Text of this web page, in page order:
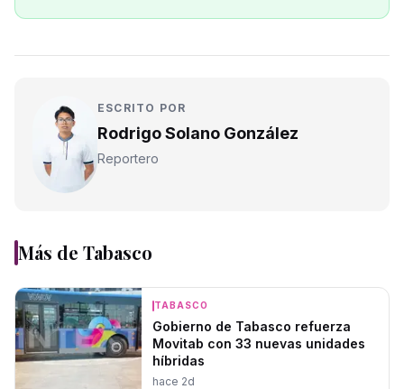
ESCRITO POR
Rodrigo Solano González
Reportero
Más de Tabasco
TABASCO
Gobierno de Tabasco refuerza
Movitab con 33 nuevas unidades
híbridas
hace 2d